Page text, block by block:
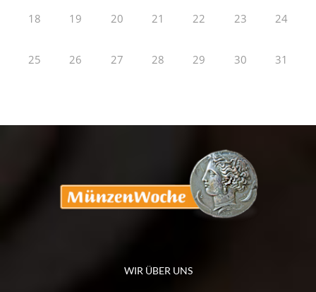
18 19 20 21 22 23 24
25 26 27 28 29 30 31
WIR ÜBER UNS